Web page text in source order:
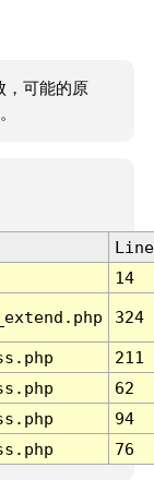
，可能的原
Line
14
324
211
62
94
76